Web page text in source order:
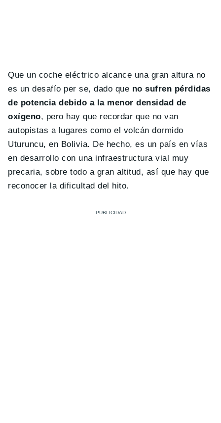
Que un coche eléctrico alcance una gran altura no
es un desafío per se, dado que no sufren pérdidas
de potencia debido a la menor densidad de
oxígeno, pero hay que recordar que no van
autopistas a lugares como el volcán dormido
Uturuncu, en Bolivia. De hecho, es un país en vías
en desarrollo con una infraestructura vial muy
precaria, sobre todo a gran altitud, así que hay que
reconocer la dificultad del hito.